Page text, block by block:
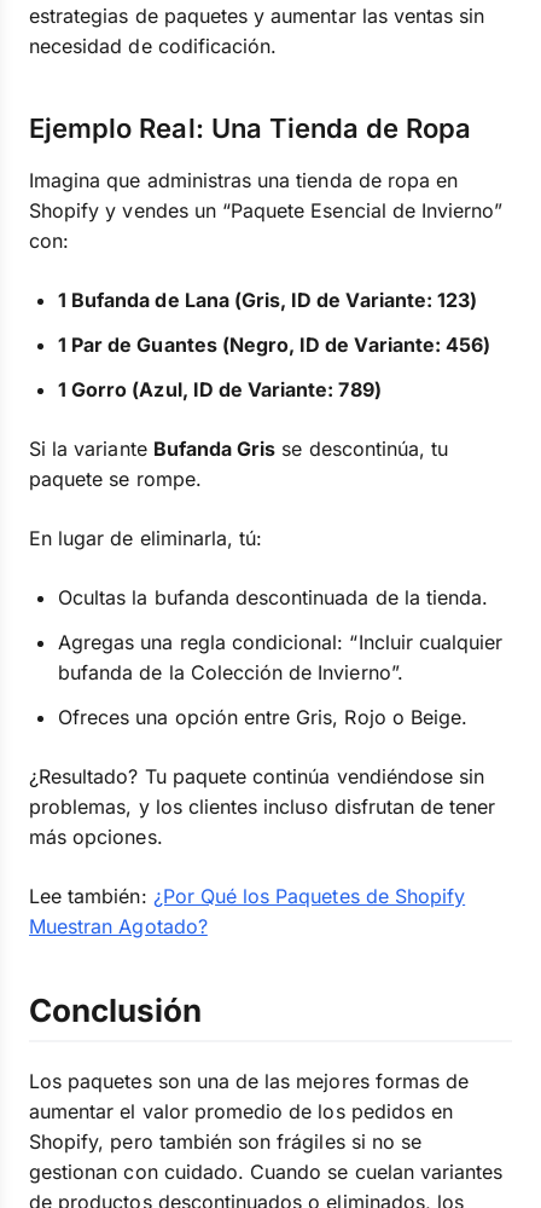
estrategias de paquetes y aumentar las ventas sin
necesidad de codificación.
Ejemplo Real: Una Tienda de Ropa
Imagina que administras una tienda de ropa en
Shopify y vendes un “Paquete Esencial de Invierno”
con:
1 Bufanda de Lana (Gris, ID de Variante: 123)
1 Par de Guantes (Negro, ID de Variante: 456)
1 Gorro (Azul, ID de Variante: 789)
Si la variante Bufanda Gris se descontinúa, tu
paquete se rompe.
En lugar de eliminarla, tú:
Ocultas la bufanda descontinuada de la tienda.
Agregas una regla condicional: “Incluir cualquier
bufanda de la Colección de Invierno”.
Ofreces una opción entre Gris, Rojo o Beige.
¿Resultado? Tu paquete continúa vendiéndose sin
problemas, y los clientes incluso disfrutan de tener
más opciones.
Lee también: ¿Por Qué los Paquetes de Shopify
Muestran Agotado?
Conclusión
Los paquetes son una de las mejores formas de
aumentar el valor promedio de los pedidos en
Shopify, pero también son frágiles si no se
gestionan con cuidado. Cuando se cuelan variantes
de productos descontinuados o eliminados, los